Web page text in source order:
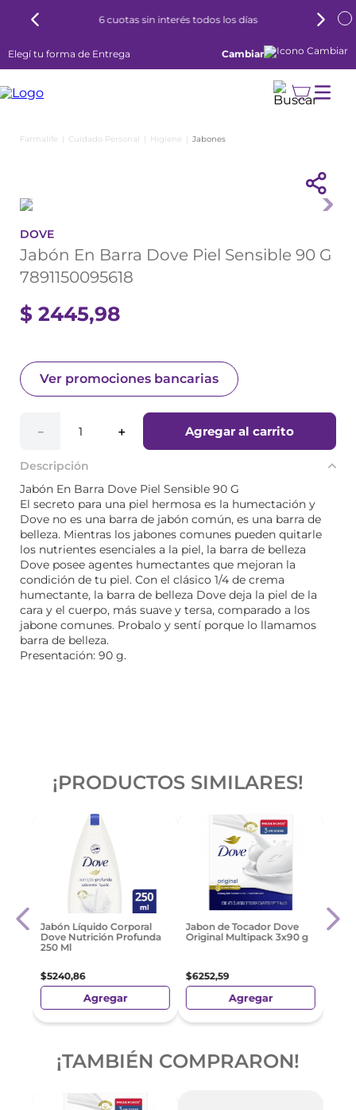
6 cuotas sin interés todos los días
Elegí tu forma de Entrega Cambiar
Cuidado Personal Higiene Jabones
DOVE
Jabón En Barra Dove Piel Sensible 90 G
7891150095618
$ 2445,98
Ver promociones bancarias
＋
－ Agregar al carrito
Descripción
Jabón En Barra Dove Piel Sensible 90 G
El secreto para una piel hermosa es la humectación y
Dove no es una barra de jabón común, es una barra de
belleza. Mientras los jabones comunes pueden quitarle
los nutrientes esenciales a la piel, la barra de belleza
Dove posee agentes humectantes que mejoran la
condición de tu piel. Con el clásico 1/4 de crema
humectante, la barra de belleza Dove deja la piel de la
cara y el cuerpo, más suave y tersa, comparado a los
jabone comunes. Probalo y sentí porque lo llamamos
barra de belleza.
Presentación: 90 g.
¡PRODUCTOS SIMILARES!
Jabón Líquido Corporal
Dove Nutrición Profunda
250 Ml
$5240,86
Agregar
Jabon de Tocador Dove
Original Multipack 3x90 g
$6252,59
Agregar
¡TAMBIÉN COMPRARON!